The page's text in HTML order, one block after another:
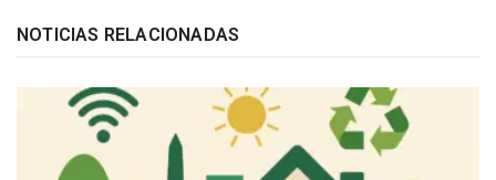
NOTICIAS RELACIONADAS